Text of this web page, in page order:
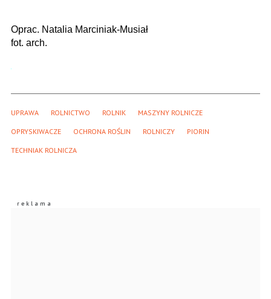
Oprac. Natalia Marciniak-Musiał
fot. arch.
UPRAWA ROLNICTWO ROLNIK MASZYNY ROLNICZE
OPRYSKIWACZE OCHRONA ROŚLIN ROLNICZY PIORIN
TECHNIAK ROLNICZA